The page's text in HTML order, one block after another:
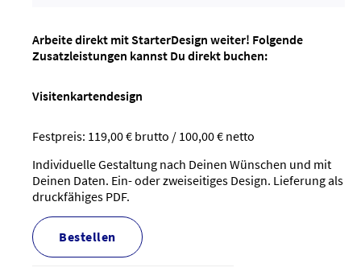
Arbeite direkt mit StarterDesign weiter! Folgende
Zusatzleistungen kannst Du direkt buchen:
Visitenkartendesign
Festpreis: 119,00 € brutto / 100,00 € netto
Individuelle Gestaltung nach Deinen Wünschen und mit
Deinen Daten. Ein- oder zweiseitiges Design. Lieferung als
druckfähiges PDF.
bestellen